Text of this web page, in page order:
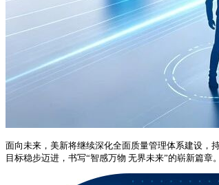
面向未来，美新将继续深化全面质量管理体系建设，
目标稳步迈进，书写“智感万物 无界未来”的崭新篇章。